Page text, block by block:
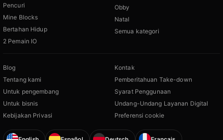
Pencuri
Mine Blocks
Bertahan Hidup
2 Pemain IO
Obby
Natal
Semua kategori
Blog
Tentang kami
Untuk pengembang
Untuk bisnis
Kebijakan Privasi
Kontak
Pemberitahuan Take-down
Syarat Penggunaan
Undang-Undang Layanan Digital
Preferensi cookie